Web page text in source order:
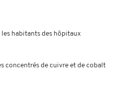
les habitants des hôpitaux
concentrés de cuivre et de cobalt